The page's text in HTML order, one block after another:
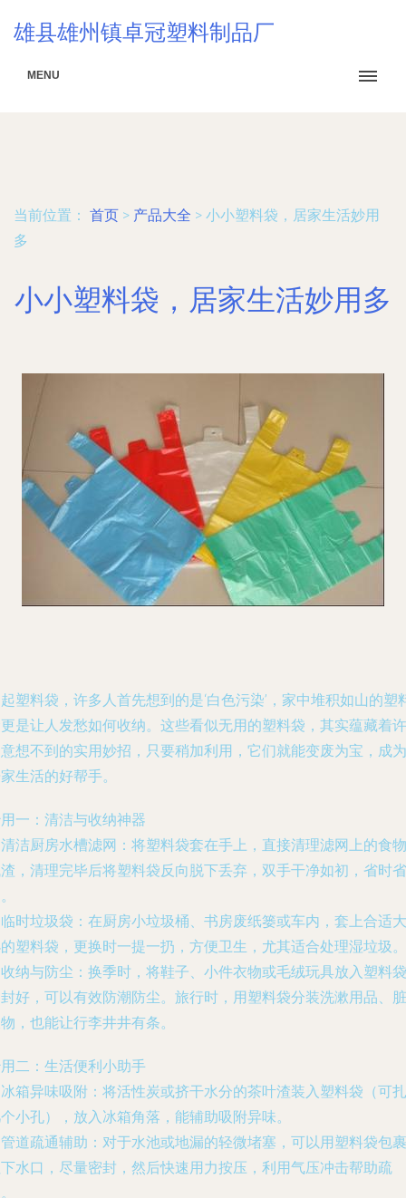
雄县雄州镇卓冠塑料制品厂
MENU
当前位置： 首页 > 产品大全 > 小小塑料袋，居家生活妙用
多
小小塑料袋，居家生活妙用多
塑料袋，许多人首先想到的是‘白色污染’，家中堆积如山的塑
是让人发愁如何收纳。这些看似无用的塑料袋，其实蕴藏着许
想不到的实用妙招，只要稍加利用，它们就能变废为宝，成为
生活的好帮手。
一：清洁与收纳神器
清洁厨房水槽滤网 ：将塑料袋套在手上，直接清理滤网上的食物
，清理完毕后将塑料袋反向脱下丢弃，双手干净如初，省时省
临时垃圾袋 ：在厨房小垃圾桶、书房废纸篓或车内，套上合适大
塑料袋，更换时一提一扔，方便卫生，尤其适合处理湿垃圾。
收纳与防尘 ：换季时，将鞋子、小件衣物或毛绒玩具放入塑料袋
好，可以有效防潮防尘。旅行时，用塑料袋分装洗漱用品、脏
，也能让行李井井有条。
二：生活便利小助手
冰箱异味吸附 ：将活性炭或挤干水分的茶叶渣装入塑料袋（可扎
小孔），放入冰箱角落，能辅助吸附异味。
管道疏通辅助 ：对于水池或地漏的轻微堵塞，可以用塑料袋包裹
水口，尽量密封，然后快速用力按压，利用气压冲击帮助疏